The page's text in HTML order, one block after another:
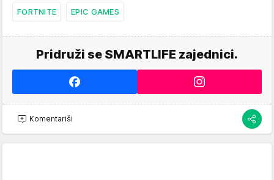
FORTNITE EPIC GAMES
Pridruži se SMARTLIFE zajednici.
Komentariši